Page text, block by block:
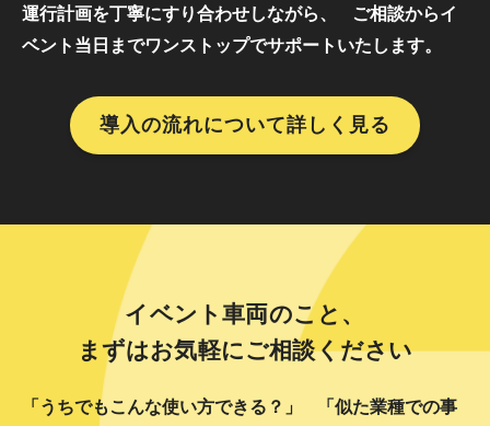
運行計画を丁寧にすり合わせしながら、
ご相談からイ
ベント当日までワンストップでサポートいたします。
導入の流れについて詳しく見る
イベント車両のこと、
まずはお気軽にご相談ください
「うちでもこんな使い方できる？」
「似た業種での事